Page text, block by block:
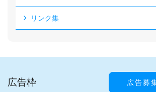
リンク集
広告枠 広告募